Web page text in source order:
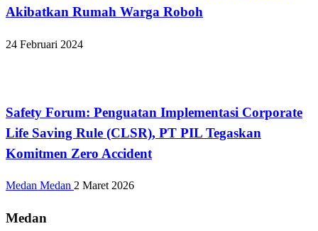
Akibatkan Rumah Warga Roboh
24 Februari 2024
Safety Forum: Penguatan Implementasi Corporate
Life Saving Rule (CLSR), PT PIL Tegaskan
Komitmen Zero Accident
Medan Medan 2 Maret 2026
Medan